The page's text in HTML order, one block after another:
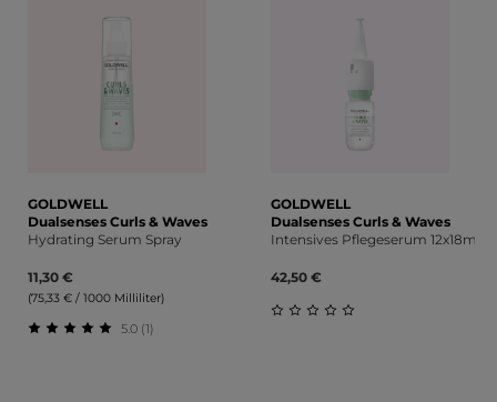
GOLDWELL
Dualsenses Curls & Waves
Hydrating Serum Spray
11,30 €
(75,33 € / 1000 Milliliter)
5.0 (1)
GOLDWELL
Dualsenses Curls & Waves
Intensives Pflegeserum 12x18ml
42,50 €